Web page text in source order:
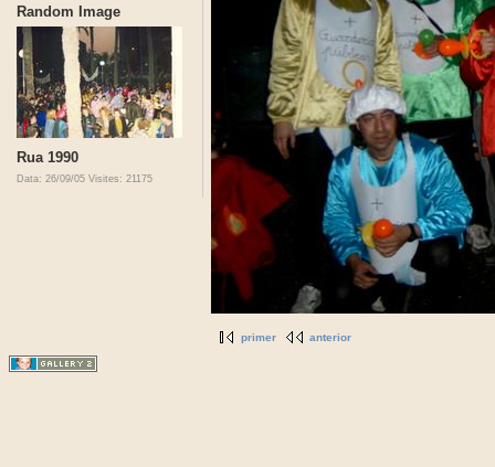
Random Image
Rua 1990
Data: 26/09/05 Visites: 21175
primer anterior